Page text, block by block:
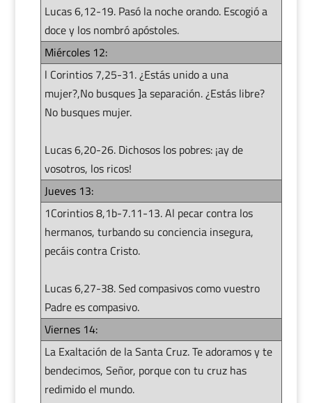
Lucas 6,12-19. Pasó la noche orando. Escogió a
doce y los nombró apóstoles.
Miércoles 12:
l Corintios 7,25-31. ¿Estás unido a una
mujer?,No busques ]a separación. ¿Estás libre?
No busques mujer.
Lucas 6,20-26. Dichosos los pobres: ¡ay de
vosotros, los ricos!
Jueves 13:
1Corintios 8,1b-7.11-13. Al pecar contra los
hermanos, turbando su conciencia insegura,
pecáis contra Cristo.
Lucas 6,27-38. Sed compasivos como vuestro
Padre es compasivo.
Viernes 14:
La Exaltación de la Santa Cruz. Te adoramos y te
bendecimos, Señor, porque con tu cruz has
redimido el mundo.